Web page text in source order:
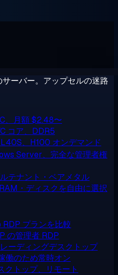
ーバー。アップセルの迷路
、月額 $2.48〜
コア、DDR5
、H100 オンデマンド
Server、完全な管理者権
テナント・ベアメタル
・ディスクを自由に選択
RDP プランを比較
の管理者 RDP
ーディングデスクトップ
働のため常時オン
クトップ、リモート